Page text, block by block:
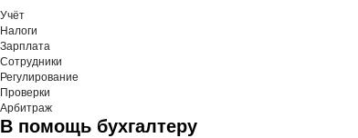
Учёт
Налоги
Зарплата
Сотрудники
Регулирование
Проверки
Арбитраж
В помощь бухгалтеру